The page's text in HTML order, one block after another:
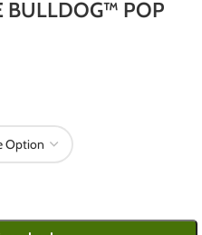
BULLDOG™ POP